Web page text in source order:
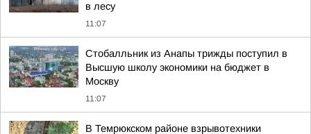
в лесу
11:07
Стобалльник из Анапы трижды поступил в
Высшую школу экономики на бюджет в
Москву
11:07
В Темрюкском районе взрывотехники